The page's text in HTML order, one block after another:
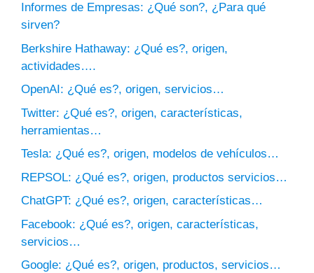
Informes de Empresas: ¿Qué son?, ¿Para qué
sirven?
Berkshire Hathaway: ¿Qué es?, origen,
actividades….
OpenAI: ¿Qué es?, origen, servicios…
Twitter: ¿Qué es?, origen, características,
herramientas…
Tesla: ¿Qué es?, origen, modelos de vehículos…
REPSOL: ¿Qué es?, origen, productos servicios…
ChatGPT: ¿Qué es?, origen, características…
Facebook: ¿Qué es?, origen, características,
servicios…
Google: ¿Qué es?, origen, productos, servicios…